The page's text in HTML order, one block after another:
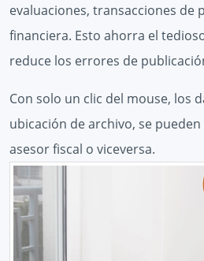
evaluaciones, transacciones de
financiera. Esto ahorra el
reduce los errores de
Con solo un clic del mouse, los
ubicación de archivo, se
asesor fiscal o viceversa.